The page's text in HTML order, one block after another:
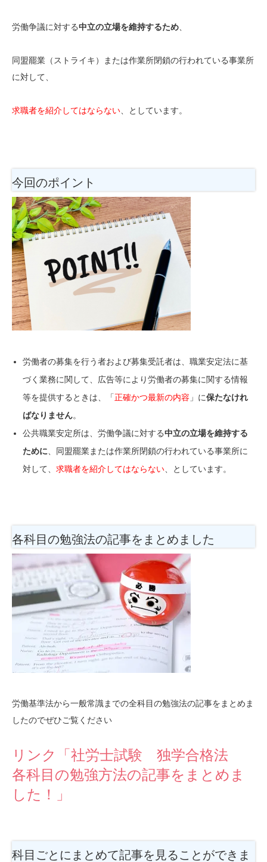
労働争議に対する中立の立場を維持するため
同盟罷業（ストライキ）または作業所閉鎖の行われている事業所
に対して、
求職者を紹介してはならない 、としています。
今回のポイント
労働者の募集を行う者および募集受託者は、職業安定法に基
づく業務に関して、 広告等により労働者の募集に関する情報
等を提供するときは、
「正確かつ最新の内容 」に保たなけれ
ばなりません。
公共職業安定所は、労働争議に対する中立の立場を維持する
ために 、同盟罷業または作業所閉鎖の行われている事業所に
対して、求職者を紹介してはならない 、としています。
各科目の勉強法の記事をまとめました
労働基準法から一般常識までの全科目の勉強法の記事をまとめま
したのでぜひご覧ください
リンク「社労士試験 独学合格法
各科目の勉強方法の記事をまとめま
した！」
科目ごとにまとめて記事を見ることができま